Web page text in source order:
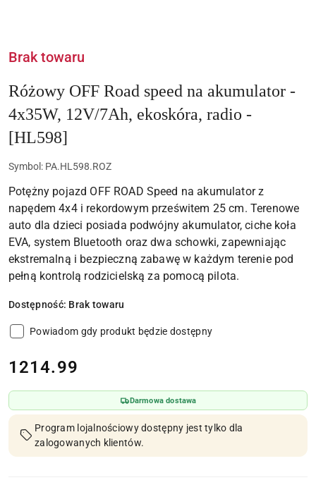
Brak towaru
Różowy OFF Road speed na akumulator -
4x35W, 12V/7Ah, ekoskóra, radio -
[HL598]
Symbol: PA.HL598.ROZ
Potężny pojazd OFF ROAD Speed na akumulator z
napędem 4x4 i rekordowym prześwitem 25 cm. Terenowe
auto dla dzieci posiada podwójny akumulator, ciche koła
EVA, system Bluetooth oraz dwa schowki, zapewniając
ekstremalną i bezpieczną zabawę w każdym terenie pod
pełną kontrolą rodzicielską za pomocą pilota.
Dostępność: Brak towaru
Powiadom gdy produkt będzie dostępny
cena:
1214.99
Darmowa dostawa
Program lojalnościowy dostępny jest tylko dla
zalogowanych klientów.